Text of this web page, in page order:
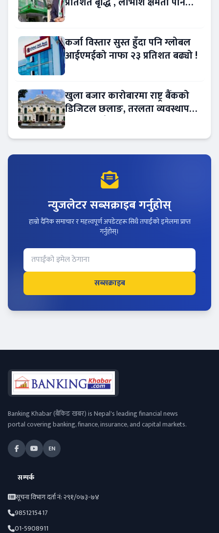
कर्जा विस्तार सुस्त हुँदा पनि ग्लोबल
आईएमईको नाफा २३ प्रतिशत बढ्यो !
खुला बजार कारोबारमा राष्ट्र बैंकको
डिजिटल छलाङ, तरलता व्यवस्थापन
न्युजलेटर सब्सक्राइब गर्नुहोस्
हाम्रो दैनिक समाचार र महत्त्वपूर्ण अपडेटहरू सिधै तपाईंको इमेलमा प्राप्त
गर्नुहोस्।
सब्सक्राइब
Banking Khabar (बैंकिङ खबर) is Nepal's leading financial news
portal covering banking, finance, insurance, and capital markets.
EN
सम्पर्क
सूचना विभाग दर्ता नं: २९१/०७३-७४
9851215417
01-5908911